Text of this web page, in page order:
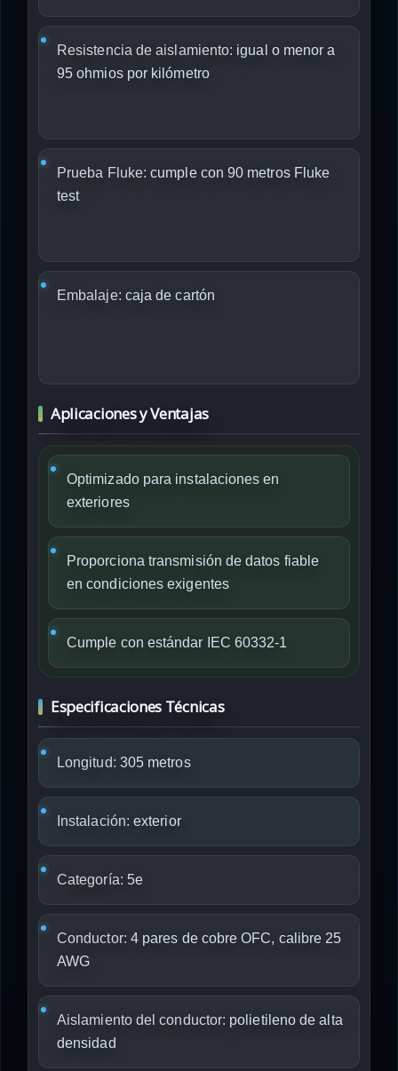
Resistencia de aislamiento: igual o menor a
95 ohmios por kilómetro
Prueba Fluke: cumple con 90 metros Fluke
test
Embalaje: caja de cartón
Aplicaciones y Ventajas
Optimizado para instalaciones en
exteriores
Proporciona transmisión de datos fiable
en condiciones exigentes
Cumple con estándar IEC 60332-1
Especificaciones Técnicas
Longitud: 305 metros
Instalación: exterior
Categoría: 5e
Conductor: 4 pares de cobre OFC, calibre 25
AWG
Aislamiento del conductor: polietileno de alta
densidad